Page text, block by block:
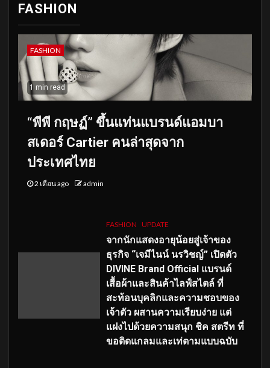
FASHION
FASHION
1 min read
“พีพี กฤษฏ์” ขึ้นแท่นแบรนด์แอมบา
สเดอร์ Cartier คนล่าสุดจาก
ประเทศไทย
2 เดือน ago admin
FASHION UPDATE
จากนักแสดงอายุน้อยสู่เจ้าของ
ธุรกิจ “เจมีไนน์ นรวิชญ์” เปิดตัว
DIVINE Brand Official แบรนด์
เสื้อผ้าและสินค้าไลฟ์สไตล์ ที่
สะท้อนบุคลิกและความชอบของ
เจ้าตัว ผสานความเรียบง่าย แต่
แฝงไปด้วยความสนุก ชิค สตรีท ที่
ขอติดแกลมและเท่ตามแบบฉบับ